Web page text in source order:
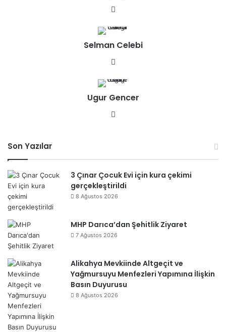
sit
esi
Selman Celebi
sit
esi
Ugur Gencer
Son Yazılar
3 Çınar Çocuk Evi için kura çekimi
gerçekleştirildi
8 Ağustos 2026
MHP Darıca’dan Şehitlik Ziyaret
7 Ağustos 2026
Alikahya Mevkiinde Altgeçit ve
Yağmursuyu Menfezleri Yapımına İlişkin
Basın Duyurusu
8 Ağustos 2026